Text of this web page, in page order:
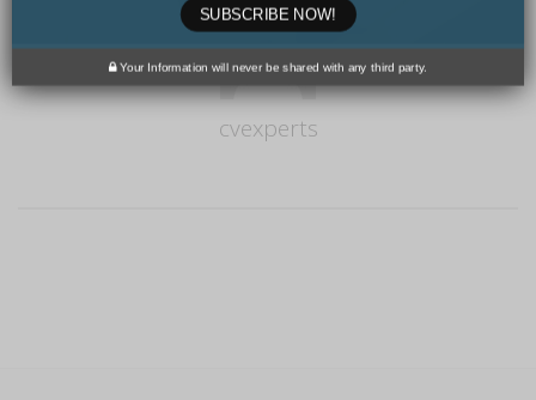
cvexperts
Your Information will never be shared with any third party.
SUBSCRIBE NOW!